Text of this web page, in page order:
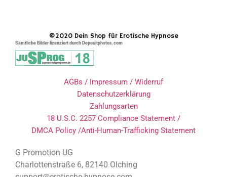
©2020 Dein Shop für Erotische Hypnose
Sämtliche Bilder lizenziert durch Depositphotos.com
AGBs / Impressum / Widerruf
Datenschutzerklärung
Zahlungsarten
18 U.S.C. 2257 Compliance Statement /
DMCA Policy /Anti-Human-Trafficking Statement
G Promotion UG
Charlottenstraße 6, 82140 Olching